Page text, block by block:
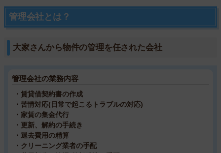
管理会社とは？
大家さんから物件の管理を任された会社
管理会社の業務内容
・賃貸借契約書の作成
・苦情対応(日常で起こるトラブルの対応)
・家賃の集金代行
・更新、解約の手続き
・退去費用の精算
・クリーニング業者の手配